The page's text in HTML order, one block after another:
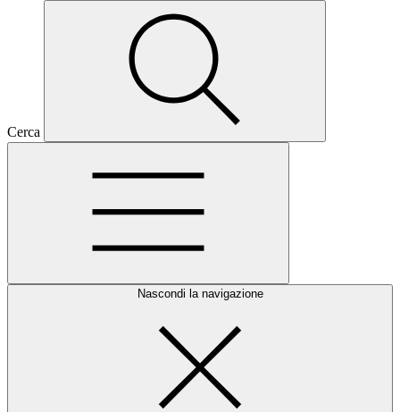
Cerca
Nascondi la navigazione